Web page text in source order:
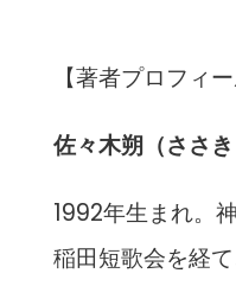
【著者プロフィー
佐々木朔（ささき
1992年生まれ。
稲田短歌会を経